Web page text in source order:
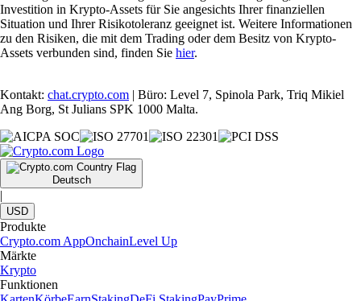
Investition in Krypto-Assets für Sie angesichts Ihrer finanziellen
Situation und Ihrer Risikotoleranz geeignet ist. Weitere Informationen
zu den Risiken, die mit dem Trading oder dem Besitz von Krypto-
Assets verbunden sind, finden Sie hier.
Kontakt: chat.crypto.com | Büro: Level 7, Spinola Park, Triq Mikiel
Ang Borg, St Julians SPK 1000 Malta.
Deutsch
|
USD
Produkte
Crypto.com AppOnchainLevel Up
Märkte
Krypto
Funktionen